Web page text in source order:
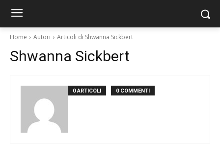
Home Autori Articoli di Shwanna Sickbert
Shwanna Sickbert
0 ARTICOLI 0 COMMENTI